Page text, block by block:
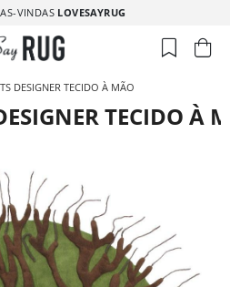
VINDAS LOVESAYRUG
DESIGNER TECIDO À MÃO
TECIDO À